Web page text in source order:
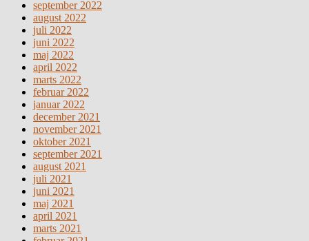
september 2022
august 2022
juli 2022
juni 2022
maj 2022
april 2022
marts 2022
februar 2022
januar 2022
december 2021
november 2021
oktober 2021
september 2021
august 2021
juli 2021
juni 2021
maj 2021
april 2021
marts 2021